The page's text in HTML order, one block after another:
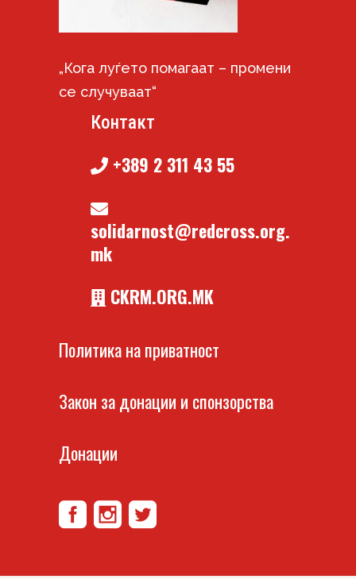
„Кога луѓето помагаат – промени
се случуваат“
Контакт
+389 2 311 43 55
solidarnost@redcross.org.
mk
CKRM.ORG.MK
Политика на приватност
Закон за донации и спонзорства
Донации